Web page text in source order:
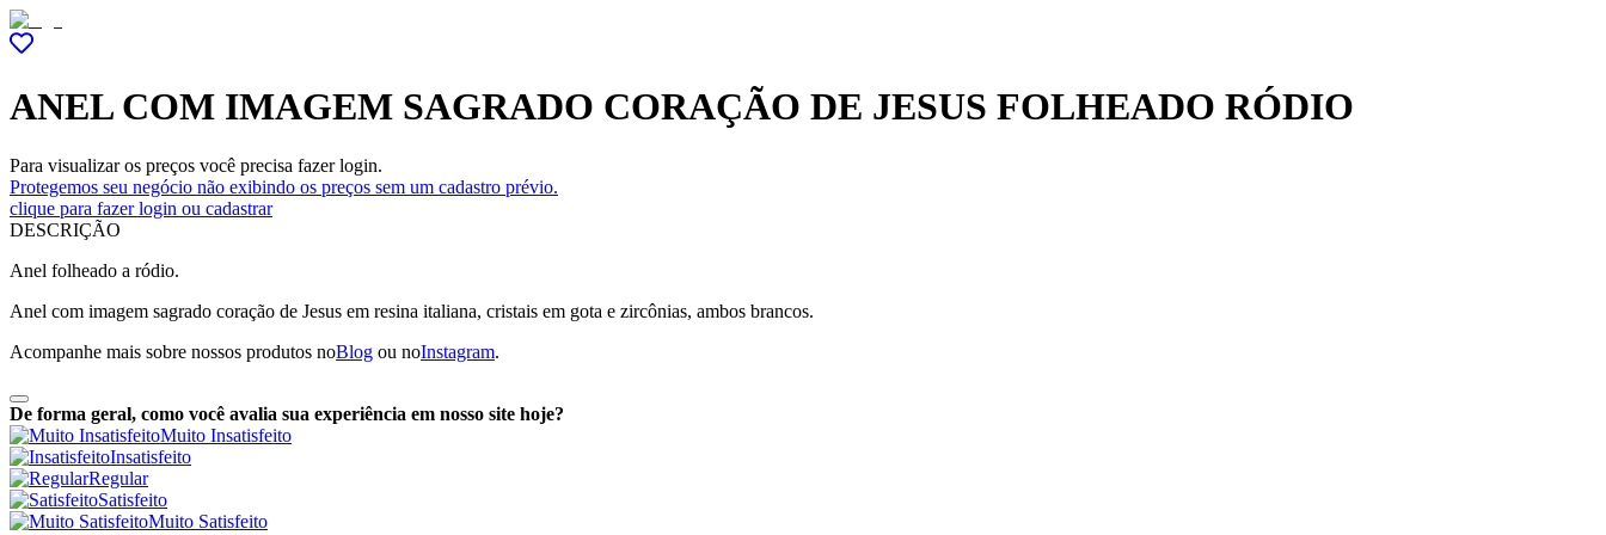
ANEL COM IMAGEM SAGRADO CORAÇÃO DE JESUS FOLHEADO RÓDIO
Para visualizar os preços você precisa fazer login.
Protegemos seu negócio não exibindo os preços sem um cadastro prévio.
clique para fazer login ou cadastrar
DESCRIÇÃO
Anel folheado a ródio.
Anel com imagem sagrado coração de Jesus em resina italiana, cristais em gota e zircônias, ambos brancos.
Acompanhe mais sobre nossos produtos noBlog ou noInstagram.
De forma geral, como você avalia sua experiência em nosso site hoje?
Muito Insatisfeito
Insatisfeito
Regular
Satisfeito
Muito Satisfeito